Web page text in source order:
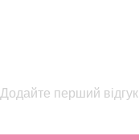
Додайте перший відгук